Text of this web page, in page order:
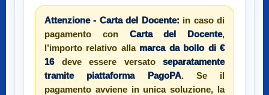
Attenzione - Carta del Docente:in caso di
pagamento con Carta del Docente,
l’importo relativo alla marca da bollo di €
16deve essere versato separatamente
tramite piattaforma PagoPA. Se il
pagamento avviene in unica soluzione, la